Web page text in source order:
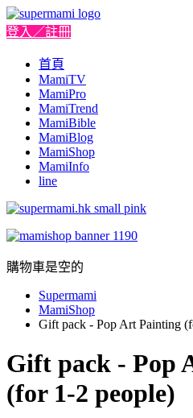
登入／註冊
首頁
MamiTV
MamiPro
MamiTrend
MamiBible
MamiBlog
MamiShop
MamiInfo
line
購物車是空的
Supermami
MamiShop
Gift pack - Pop Art Painting
Gift pack - Pop
(for 1-2 people)